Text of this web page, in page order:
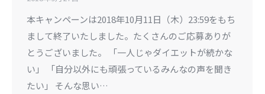
本キャンペーンは2018年10月11日（木）23:59をもち
まして終了いたしました。たくさんのご応募ありが
とうございました。 「一人じゃダイエットが続かな
い」 「自分以外にも頑張っているみんなの声を聞き
たい」 そんな思い…